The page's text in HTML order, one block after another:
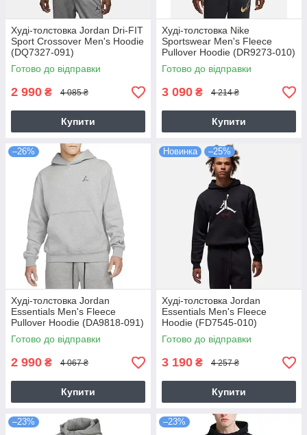
Худі-толстовка Jordan Dri-FIT
Sport Crossover Men's Hoodie
(DQ7327-091)
Готово до відправки
2 990 ₴ 4 085 ₴
Купити
Худі-толстовка Nike
Sportswear Men's Fleece
Pullover Hoodie (DR9273-010)
Готово до відправки
3 090 ₴ 4 214 ₴
Купити
–26%
Худі-толстовка Jordan
Essentials Men's Fleece
Pullover Hoodie (DA9818-091)
Готово до відправки
2 990 ₴ 4 067 ₴
Купити
Новинка –25%
Худі-толстовка Jordan
Essentials Men's Fleece
Hoodie (FD7545-010)
Готово до відправки
3 190 ₴ 4 257 ₴
Купити
–23% –23%